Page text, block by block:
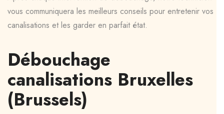
vous communiquera les meilleurs conseils pour entretenir vos
canalisations et les garder en parfait état.
Débouchage
canalisations Bruxelles
(Brussels)